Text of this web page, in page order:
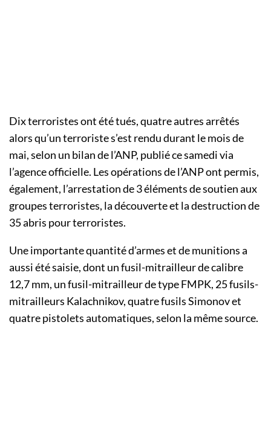
Dix terroristes ont été tués, quatre autres arrêtés
alors qu’un terroriste s’est rendu durant le mois de
mai, selon un bilan de l’ANP, publié ce samedi via
l’agence officielle. Les opérations de l’ANP ont permis,
également, l’arrestation de 3 éléments de soutien aux
groupes terroristes, la découverte et la destruction de
35 abris pour terroristes.
Une importante quantité d’armes et de munitions a
aussi été saisie, dont un fusil-mitrailleur de calibre
12,7 mm, un fusil-mitrailleur de type FMPK, 25 fusils-
mitrailleurs Kalachnikov, quatre fusils Simonov et
quatre pistolets automatiques, selon la même source.